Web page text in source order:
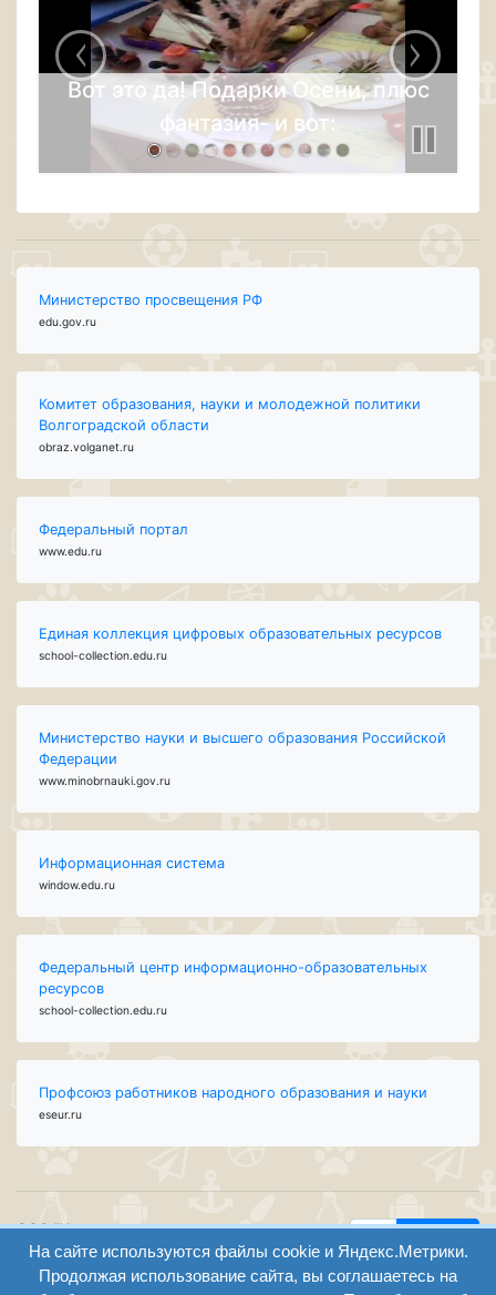
Овечка Подарки Осени, плюс
фантазия- и вот:
Министерство просвещения РФ
edu.gov.ru
Комитет образования, науки и молодежной политики
Волгоградской области
obraz.volganet.ru
Федеральный портал
www.edu.ru
Единая коллекция цифровых образовательных ресурсов
school-collection.edu.ru
Министерство науки и высшего образования Российской
Федерации
www.minobrnauki.gov.ru
Информационная система
window.edu.ru
Федеральный центр информационно-образовательных
ресурсов
school-collection.edu.ru
Профсоюз работников народного образования и науки
eseur.ru
ООО "Центр
образования и
консалтинга"
вход
Найти
Версия
На сайте используются файлы cookie и Яндекс.Метрики.
Продолжая использование сайта, вы соглашаетесь на